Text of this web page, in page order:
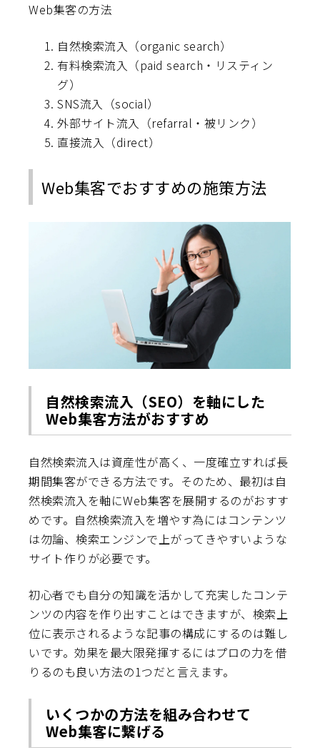
Web集客の方法
自然検索流入（organic search）
有料検索流入（paid search・リスティン
グ）
SNS流入（social）
外部サイト流入（refarral・被リンク）
直接流入（direct）
Web集客でおすすめの施策方法
自然検索流入（SEO）を軸にした
Web集客方法がおすすめ
自然検索流入は資産性が高く、一度確立すれば長
期間集客ができる方法です。そのため、最初は自
然検索流入を軸にWeb集客を展開するのがおすす
めです。自然検索流入を増やす為にはコンテンツ
は勿論、検索エンジンで上がってきやすいような
サイト作りが必要です。
初心者でも自分の知識を活かして充実したコンテ
ンツの内容を作り出すことはできますが、検索上
位に表示されるような記事の構成にするのは難し
いです。効果を最大限発揮するにはプロの力を借
りるのも良い方法の1つだと言えます。
いくつかの方法を組み合わせて
Web集客に繋げる